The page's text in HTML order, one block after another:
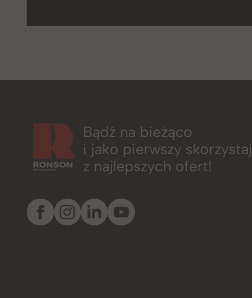
Bądź na bieżąco
i jako pierwszy skorzystaj
z najlepszych ofert!